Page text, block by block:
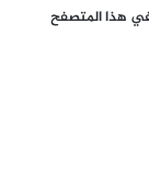
في هذا المتصفح